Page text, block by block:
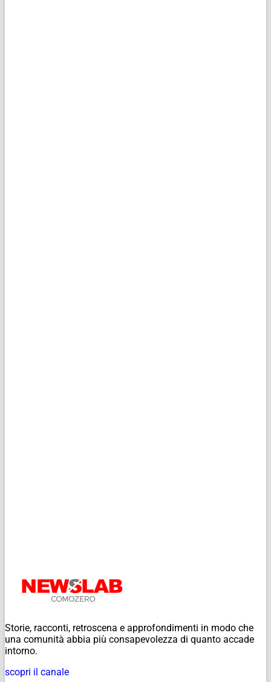
Storie, racconti, retroscena e approfondimenti in modo che
una comunità abbia più consapevolezza di quanto accade
intorno.
scopri il canale